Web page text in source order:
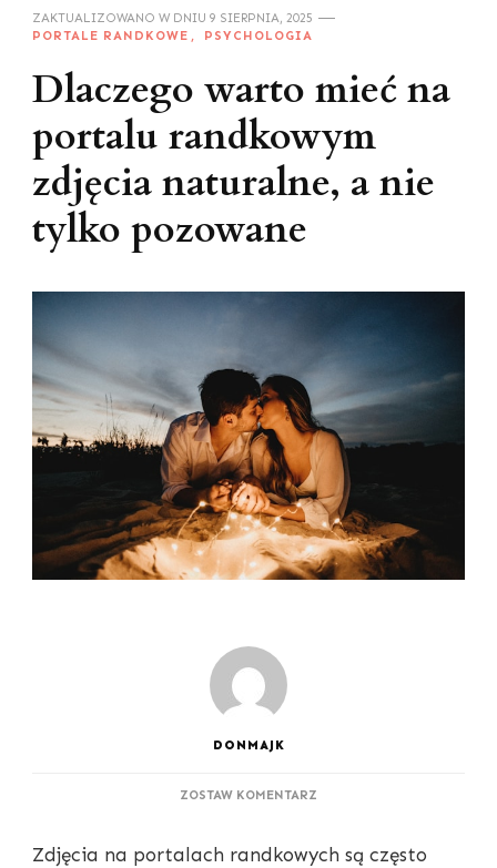
ZAKTUALIZOWANO W DNIU 9 SIERPNIA, 2025
PORTALE RANDKOWE
PSYCHOLOGIA
Dlaczego warto mieć na
portalu randkowym
zdjęcia naturalne, a nie
tylko pozowane
DONMAJK
ZOSTAW KOMENTARZ
MIEĆ
Zdjęcia na portalach randkowych są często